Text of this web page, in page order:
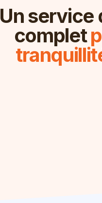
Un service
complet